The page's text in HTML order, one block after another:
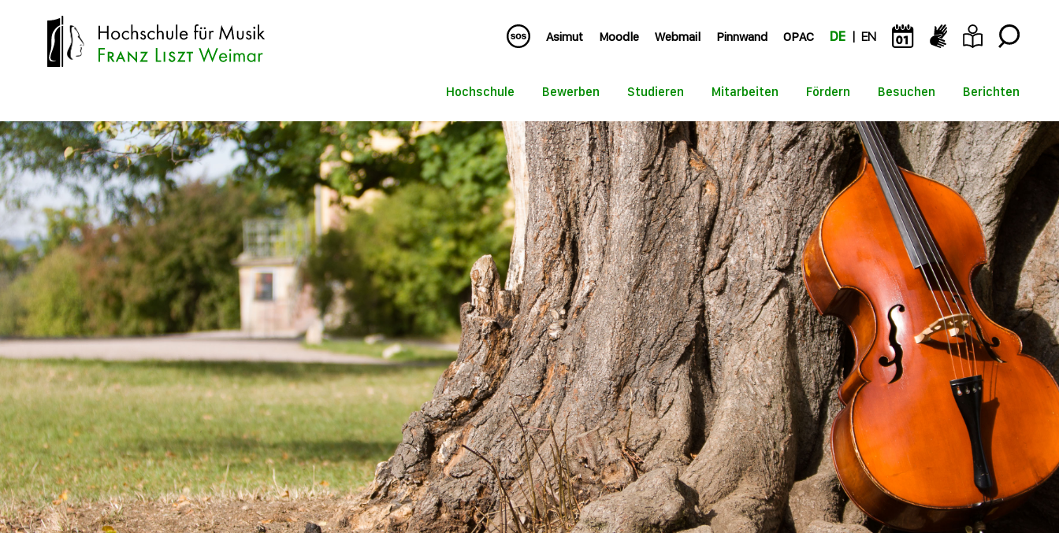
Asimut Moodle Webmail Pinnwand OPAC DE EN
Hochschule Bewerben Studieren Mitarbeiten Fördern Besuchen Berichten